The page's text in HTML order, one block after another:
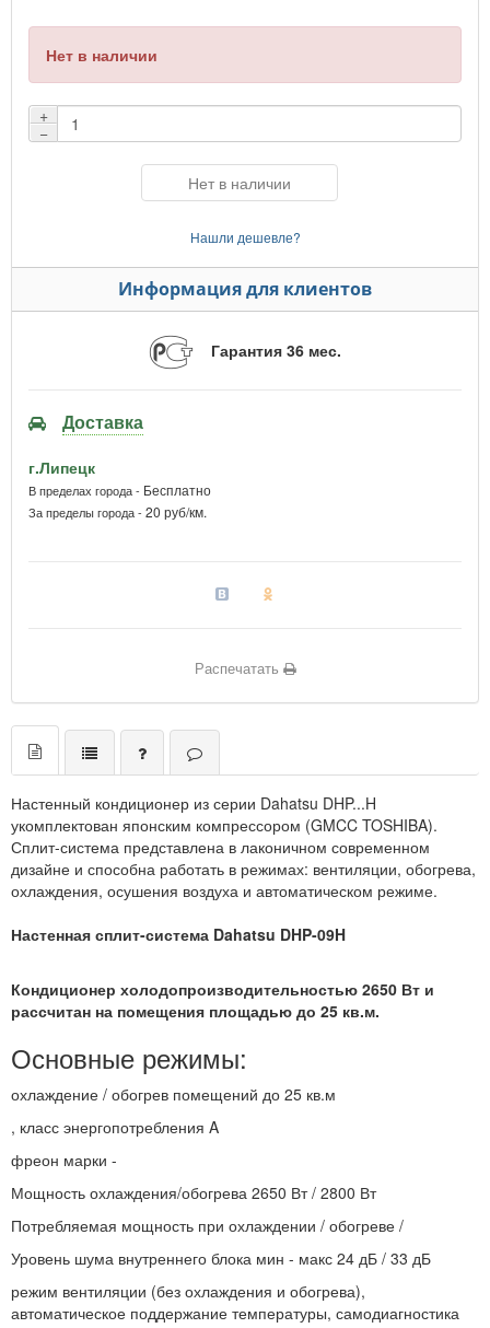
Нет в наличии
+
−
Нет в наличии
Нашли дешевле?
Информация для клиентов
Гарантия 36 мес.
Доставка
г.Липецк
В пределах города - Бесплатно
За пределы города - 20 руб/км.
Распечатать
Настенный кондиционер из серии Dahatsu DHP...H
укомплектован японским компрессором (GMCC TOSHIBA).
Сплит-система представлена в лаконичном современном
дизайне и способна работать в режимах: вентиляции, обогрева,
охлаждения, осушения воздуха и автоматическом режиме.
Настенная сплит-система Dahatsu DHP-09H
Кондиционер холодопроизводительностью 2650 Вт и
рассчитан на помещения площадью до 25 кв.м.
Основные режимы:
охлаждение / обогрев помещений до 25 кв.м
, класс энергопотребления A
фреон марки -
Мощность охлаждения/обогрева 2650 Вт / 2800 Вт
Потребляемая мощность при охлаждении / обогреве /
Уровень шума внутреннего блока мин - макс 24 дБ / 33 дБ
режим вентиляции (без охлаждения и обогрева),
автоматическое поддержание температуры, самодиагностика